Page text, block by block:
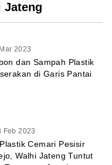
Jateng
2023
dan Sampah Plastik
di Garis Pantai
Feb 2023
Cemari Pesisir
Walhi Jateng Tuntut